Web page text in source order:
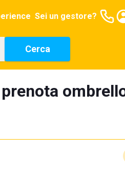
Sei un gestore?
Cerca